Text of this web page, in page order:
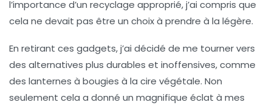
l’importance d’un recyclage approprié, j’ai compris que
cela ne devait pas être un choix à prendre à la légère.
En retirant ces gadgets, j’ai décidé de me tourner vers
des alternatives plus durables et inoffensives, comme
des lanternes à bougies à la cire végétale. Non
seulement cela a donné un magnifique éclat à mes